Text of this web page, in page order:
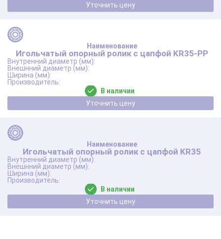
Уточнить цену
Игольчатый опорный ролик с цапфой KR35-PP
В наличии
Уточнить цену
Игольчатый опорный ролик с цапфой KR35
В наличии
Уточнить цену